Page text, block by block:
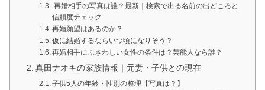
再婚相手の写真は誰？最新｜検索で出る名前の出どころと
信頼度チェック
再婚願望はあるのか？
仮に結婚するならいつ頃になりそう？
再婚相手にふさわしい女性の条件は？芸能人なら誰？
真田ナオキの家族情報｜元妻・子供との現在
子供5人の年齢・性別の整理【写真は？】